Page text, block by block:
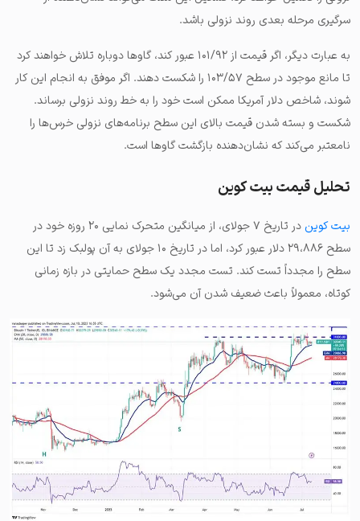
سرگیری مرحله بعدی روند نزولی باشد.
به عبارت دیگر، اگر قیمت از ۱۰۱/۹۲ عبور کند، گاوها دوباره تلاش خواهند کرد
تا مانع موجود در سطح ۱۰۳/۵۷ را شکست دهند. اگر موفق به انجام این کار
شوند، شاخص دلار آمریکا ممکن است خود را به خط روند نزولی برساند.
شکست و بسته شدن قیمت بالای این سطح برنامه‌های نزولی خرس‌ها را
نامعتبر می‌کند که نشان‌دهنده بازگشت گاوها است.
تحلیل قیمت بیت کوین
بیت کوین
در تاریخ ۷ جولای، از میانگین متحرک نمایی ۲۰ روزه خود در
سطح ۲۹،۸۸۶ دلار عبور کرد، اما در تاریخ ۱۰ جولای به آن پولبک زد تا این
سطح را مجدداً تست کند. تست مجدد یک سطح حمایتی در بازه زمانی
کوتاه، معمولاً باعث ضعیف شدن آن می‌شود.